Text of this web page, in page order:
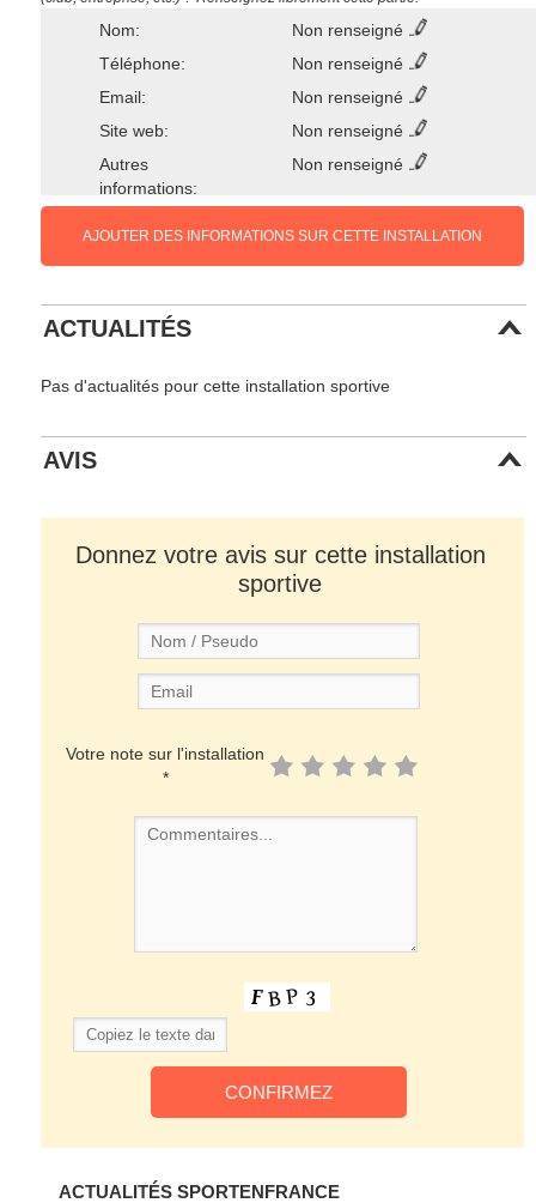
Nom:
Non renseigné
Téléphone:
Non renseigné
Email:
Non renseigné
Site web:
Non renseigné
Autres
informations:
Non renseigné
AJOUTER DES INFORMATIONS SUR CETTE INSTALLATION
ACTUALITÉS
Pas d'actualités pour cette installation sportive
AVIS
Donnez votre avis sur cette installation
sportive
Votre note sur l'installation
*
ACTUALITÉS SPORTENFRANCE